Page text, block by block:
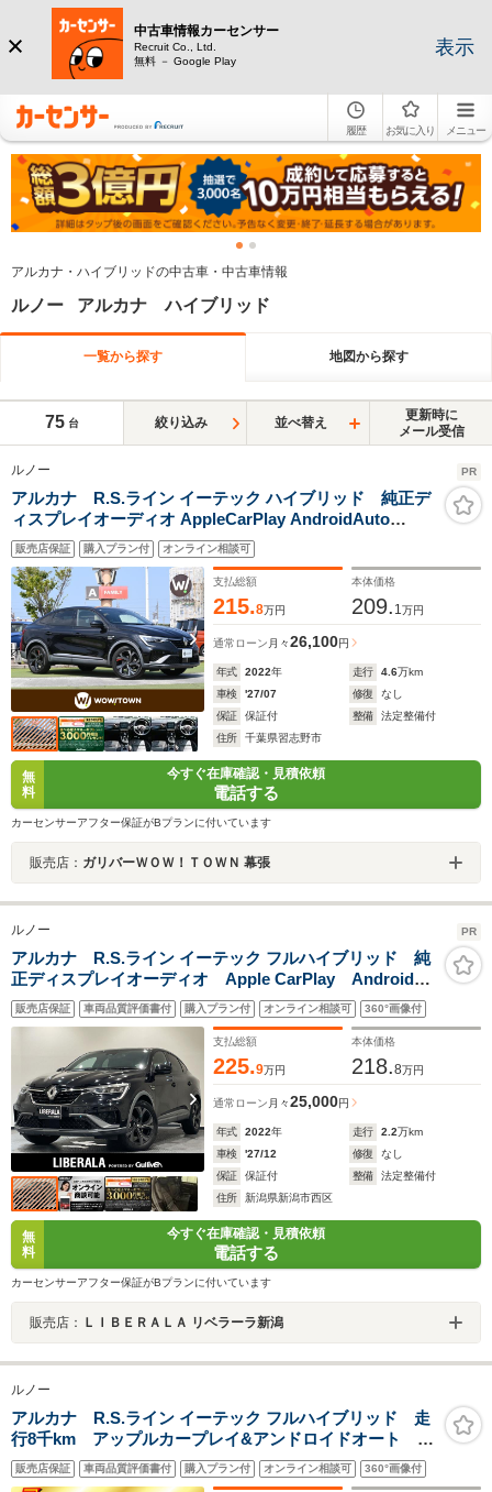
中古車情報カーセンサー
Recruit Co., Ltd.
無料 － Google Play
表示
履歴 お気に入り メニュー
アルカナ・ハイブリッドの中古車・中古車情報
ルノー アルカナ ハイブリッド
一覧から探す 地図から探す
75 台 絞り込み 並べ替え
更新時に
メール受信
ルノー PR
アルカナ R.S.ライン イーテック ハイブリッド 純正デ
ィスプレイオーディオ AppleCarPlay AndroidAuto
Bluetooth 360°ビューカメラ ドライブレコーダー ハーフ
レザーシート 前席パワーシート 革巻きステアリング ステ
アリングスイッチ ETC LEDヘッドライト
販売店保証 購入プラン付 オンライン相談可
支払総額
215.8万円
本体価格
209. 1万円
通常ローン 月々26,100円
年式 2022年 走行 4.6万km
車検
'27/07 修復
なし
保証
保証付 整備
法定整備付
住所
千葉県習志野市
無
料
今すぐ在庫確認・見積依頼
電話する
カーセンサーアフター保証がBプランに付いています
販売店： ガリバーＷＯＷ！ＴＯＷＮ 幕張
ルノー PR
アルカナ R.S.ライン イーテック フルハイブリッド 純
正ディスプレイオーディオ Apple CarPlay Android
Autoワイヤレス充電 ステアリングヒーター シートヒ
ーター パワーシート 360°カメラ(サイドビュー機能付
き) アダプティブクルーズコントロール ETC
販売店保証 車両品質評価書付 購入プラン付 オンライン相談可 360°画像付
支払総額
225.9万円
本体価格
218.8万円
通常ローン 月々25,000円
年式 2022年 走行 2.2万km
車検
'27/12 修復
なし
保証
保証付 整備
法定整備付
住所
新潟県新潟市西区
無
料
今すぐ在庫確認・見積依頼
電話する
カーセンサーアフター保証がBプランに付いています
販売店： ＬＩＢＥＲＡＬＡ リベラーラ新潟
ルノー
アルカナ R.S.ライン イーテック フルハイブリッド 走
行8千km アップルカープレイ&アンドロイドオート 全
方位カメラ シートヒーター アクティブブレーキ ア
ダプティブクルーズコントロール ETC 1オーナー車
販売店保証 車両品質評価書付 購入プラン付 オンライン相談可 360°画像付